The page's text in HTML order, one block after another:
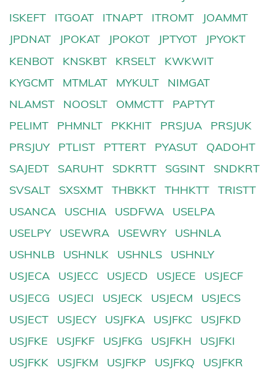
ISKEFT
ITGOAT ITNAPT ITROMT
JOAMMT
JPDNAT
JPOKAT JPOKOT JPTYOT
JPYOKT
KENBOT
KNSKBT KRSELT
KWKWIT
KYGCMT
MTMLAT MYKULT
NIMGAT
NLAMST
NOOSLT OMMCTT
PAPTYT
PELIMT
PHMNLT PKKHIT PRSJUA
PRSJUK
PRSJUY
PTLIST PTTERT PYASUT
QADOHT
SAJEDT
SARUHT SDKRTT SGSINT
SNDKRT
SVSALT
SXSXMT THBKKT THHKTT
TRISTT
USANCA
USCHIA USDFWA
USELPA
USELPY
USEWRA USEWRY
USHNLA
USHNLB
USHNLK USHNLS
USHNLY
USJECA
USJECC USJECD USJECE
USJECF
USJECG
USJECI USJECK USJECM
USJECS
USJECT
USJECY USJFKA USJFKC
USJFKD
USJFKE
USJFKF USJFKG USJFKH
USJFKI
USJFKK
USJFKM USJFKP USJFKQ
USJFKR